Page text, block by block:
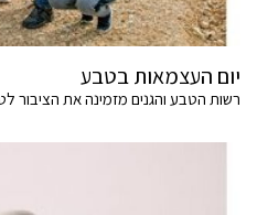
יום העצמאות בטבע
רשות הטבע והגנים מזמינה את הציבור